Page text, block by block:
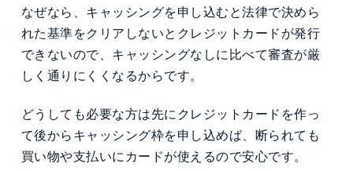
なぜなら、キャッシングを申し込むと法律で決めら
れた基準をクリアしないとクレジットカードが発行
できないので、キャッシングなしに比べて審査が厳
しく通りにくくなるからです。
どうしても必要な方は先にクレジットカードを作っ
て後からキャッシング枠を申し込めば、断られても
買い物や支払いにカードが使えるので安心です。